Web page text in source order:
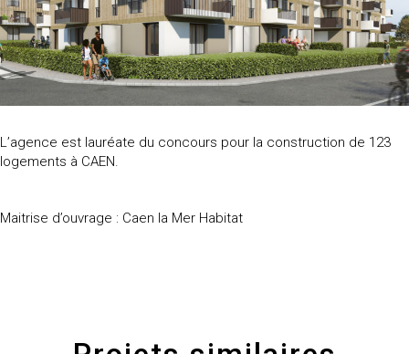
L’agence est lauréate du concours pour la construction de 123
logements à CAEN.
Maitrise d’ouvrage : Caen la Mer Habitat